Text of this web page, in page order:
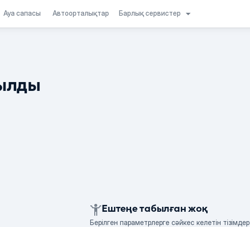
Ауа сапасы Автоорталықтар Барлық сервистер
Ештеңе табылған жоқ
Берілген параметрлерге сәйкес келетін тізімдер